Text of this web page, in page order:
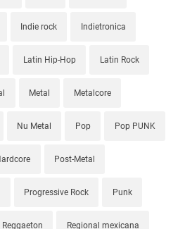
Indie rock Indietronica
Latin Hip-Hop Latin Rock
Metal Metalcore
Nu Metal Pop Pop PUNK
Post-Metal
Progressive Rock Punk
Reggaeton Regional mexicana